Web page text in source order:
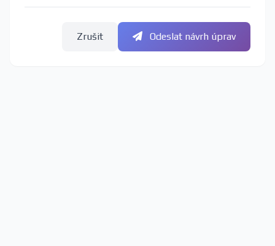
Zrušit Odeslat návrh úprav